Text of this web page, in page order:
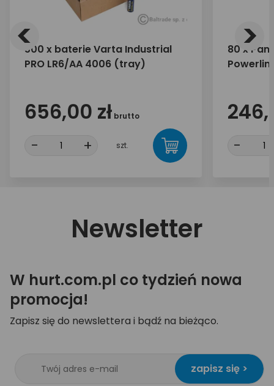
500 x baterie Varta Industrial
PRO LR6/AA 4006 (tray)
656,00 zł brutto
- + szt.
80 x
-
< >
Newsletter
W hurt.com.pl co tydzień nowa
promocja!
Zapisz się do newslettera i bądź na bieżąco.
zapisz się >